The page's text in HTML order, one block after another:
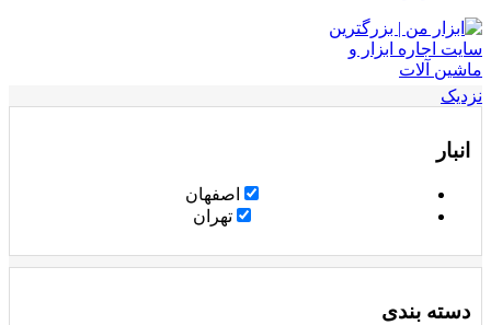
نزدیک
انبار
اصفهان
تهران
دسته بندی